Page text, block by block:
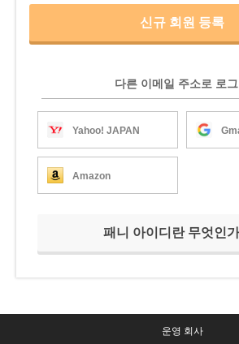
신규 회원 등록
다른 이메일 주소로 로그
Yahoo! JAPAN
Amazon
패니 아이디란 무엇인
운영 회사